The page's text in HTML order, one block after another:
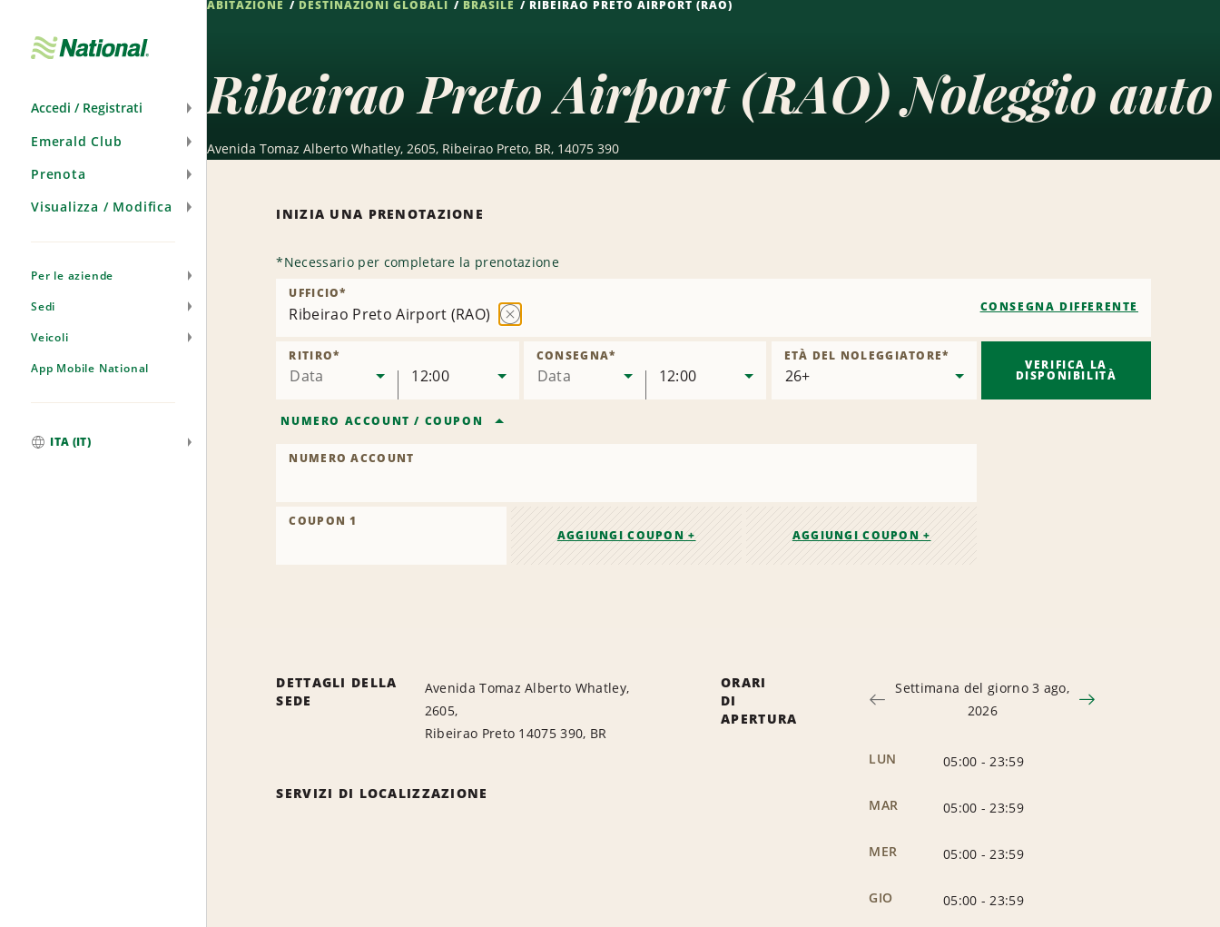
Accedi / Registrati
Emerald Club
Prenota
Visualizza / Modifica
Per le aziende
Sedi
Veicoli
App Mobile National
ITA (IT)
ABITAZIONE DESTINAZIONI GLOBALI BRASILE RIBEIRAO PRETO AIRPORT (RAO)
Ribeirao Preto Airport (RAO) Noleggio auto
Avenida Tomaz Alberto Whatley, 2605, Ribeirao Preto, BR, 14075 390
INIZIA UNA PRENOTAZIONE
*Necessario per completare la prenotazione
Ribeirao Preto Airport (RAO)
UFFICIO*
CONSEGNA DIFFERENTE
Data
RITIRO*
12:00 Data
CONSEGNA*
12:00
ETÀ DEL NOLEGGIATORE*
NUMERO ACCOUNT / COUPON
NUMERO ACCOUNT
COUPON 1
AGGIUNGI COUPON +
AGGIUNGI COUPON +
VERIFICA LA
DISPONIBILITÀ
DETTAGLI DELLA
SEDE
Avenida Tomaz Alberto Whatley,
2605,
Ribeirao Preto 14075 390, BR
SERVIZI DI LOCALIZZAZIONE
ORARI
DI
APERTURA
Settimana del giorno 3 ago,
2026
LUN 05:00 -23:59
MAR 05:00 -23:59
MER 05:00 -23:59
GIO 05:00 -23:59